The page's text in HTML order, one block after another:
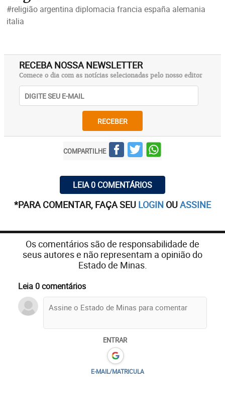
#religião argentina diplomacia francia españa alemania
italia
RECEBA NOSSA NEWSLETTER
Comece o dia com as notícias selecionadas pelo nosso editor
RECEBER
COMPARTILHE
LEIA 0 COMENTÁRIOS
*PARA COMENTAR, FAÇA SEU LOGIN OUASSINE
Os comentários são de responsabilidade de
seus autores e não representam a opinião do
Estado de Minas.
Leia 0 comentários
ENTRAR
E-MAIL/MATRICULA